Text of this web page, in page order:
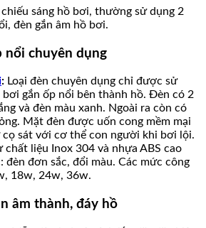
sáng hồ bơi, thường sử dụng 2
đèn gắn âm hồ bơi.
chuyên dụng
: Loại đèn chuyên dụng chỉ được sử
gắn ốp nổi bên thành hồ. Đèn có 2
và đèn màu xanh. Ngoài ra còn có
Mặt đèn được uốn cong mềm mại
sát với cơ thể con người khi bơi lội.
liệu Inox 304 và nhựa ABS cao
đèn đơn sắc, đổi màu. Các mức công
18w, 24w, 36w.
âm thành, đáy hồ